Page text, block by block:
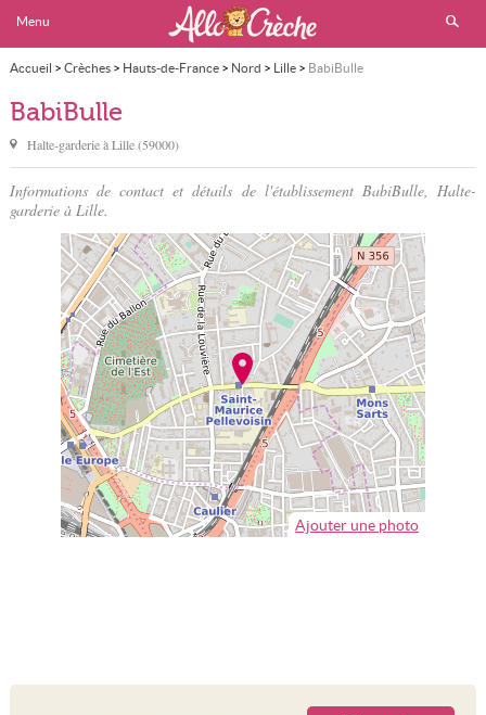
Menu
Accueil > Crèches> Hauts-de-France> Nord > Lille> BabiBulle
BabiBulle
Halte-garderie àLille(59000)
Informations de contact et détails de l'établissement BabiBulle, Halte-
garderie à Lille.
Ajouter une photo